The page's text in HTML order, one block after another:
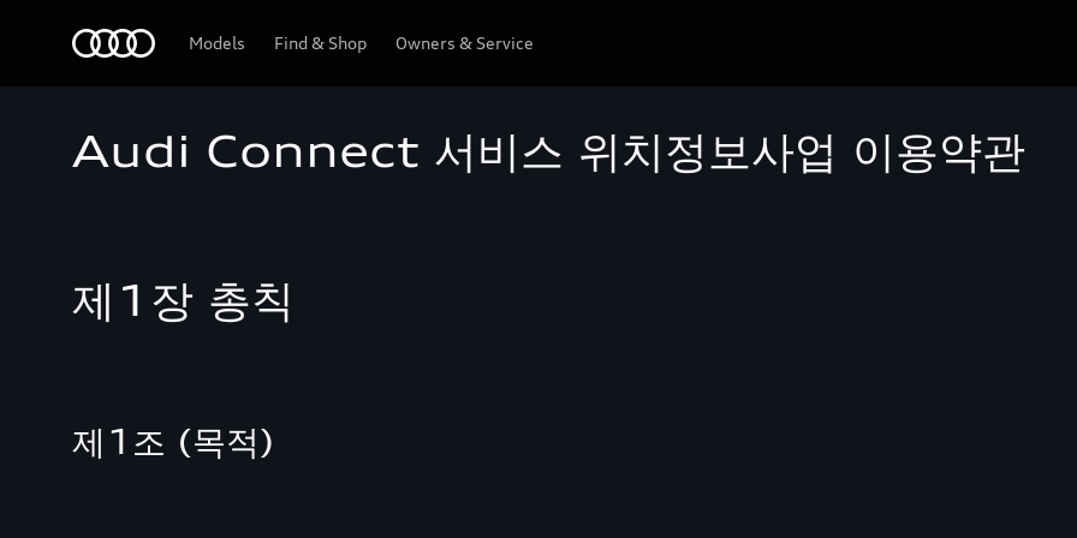
Models Find & Shop Owners & Service
Audi Connect 서비스 위치정보사업 이용약관
제1장 총칙
제1조 (목적)